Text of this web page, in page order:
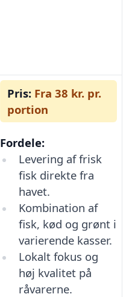
Pris: Fra 38 kr. pr.
portion
Fordele:
Levering af frisk
fisk direkte fra
havet.
Kombination af
fisk, kød og grønt i
varierende kasser.
Lokalt fokus og
høj kvalitet på
råvarerne.